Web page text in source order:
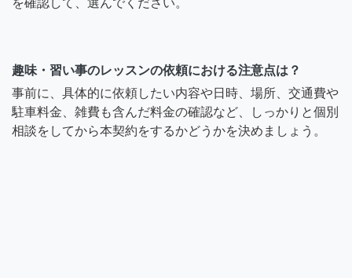
趣味・習い事のレッスンの依頼における注意点は？
事前に、具体的に依頼したい内容や日時、場所、交通費や
駐車料金、雑費も含んだ料金の確認など、しっかりと個別
相談をしてから本契約をするかどうかを決めましょう。